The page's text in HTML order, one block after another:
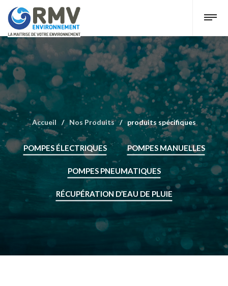
Accueil / Nos Produits / produits spécifiques
POMPES ÉLECTRIQUES POMPES MANUELLES
POMPES PNEUMATIQUES
RÉCUPÉRATION D’EAU DE PLUIE